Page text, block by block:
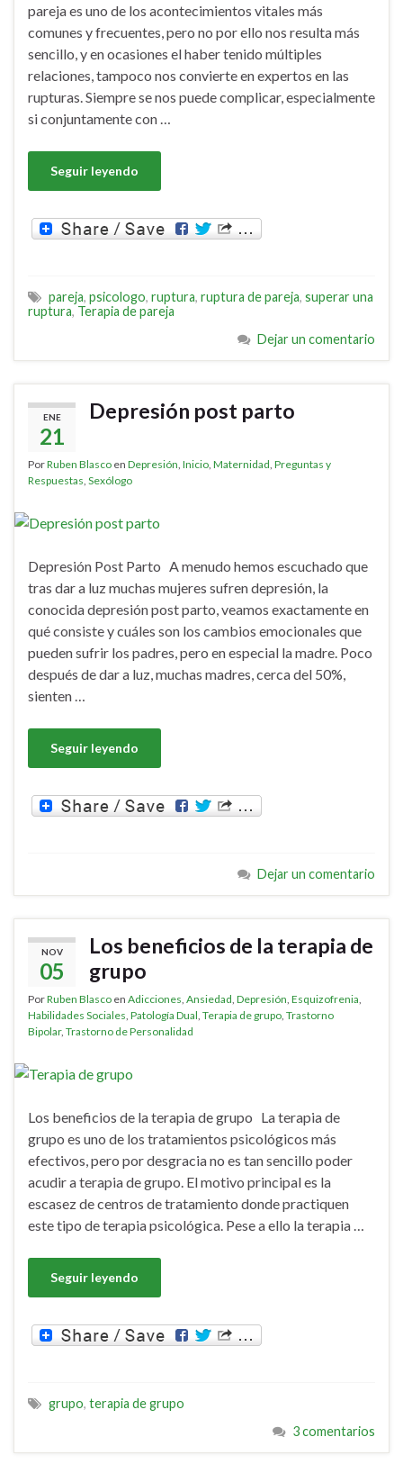
pareja es uno de los acontecimientos vitales más
comunes y frecuentes, pero no por ello nos resulta más
sencillo, y en ocasiones el haber tenido múltiples
relaciones, tampoco nos convierte en expertos en las
rupturas. Siempre se nos puede complicar, especialmente
si conjuntamente con …
Seguir leyendo
pareja, psicologo, ruptura, ruptura de pareja, superar una
ruptura, Terapia de pareja
Dejar un comentario
ENE
21
Depresión post parto
PorRuben Blasco en Depresión Inicio Maternidad Preguntas y
Respuestas Sexólogo
Depresión Post Parto A menudo hemos escuchado que
tras dar a luz muchas mujeres sufren depresión, la
conocida depresión post parto, veamos exactamente en
qué consiste y cuáles son los cambios emocionales que
pueden sufrir los padres, pero en especial la madre. Poco
después de dar a luz, muchas madres, cerca del 50%,
sienten …
Seguir leyendo
Dejar un comentario
NOV
05
Los beneficios de la terapia de
grupo
PorRuben Blasco en Adicciones Ansiedad Depresión Esquizofrenia
Habilidades Sociales Patología Dual Terapia de grupo Trastorno
Bipolar, Trastorno de Personalidad
Los beneficios de la terapia de grupo La terapia de
grupo es uno de los tratamientos psicológicos más
efectivos, pero por desgracia no es tan sencillo poder
acudir a terapia de grupo. El motivo principal es la
escasez de centros de tratamiento donde practiquen
este tipo de terapia psicológica. Pese a ello la terapia …
Seguir leyendo
grupo, terapia de grupo
3 comentarios